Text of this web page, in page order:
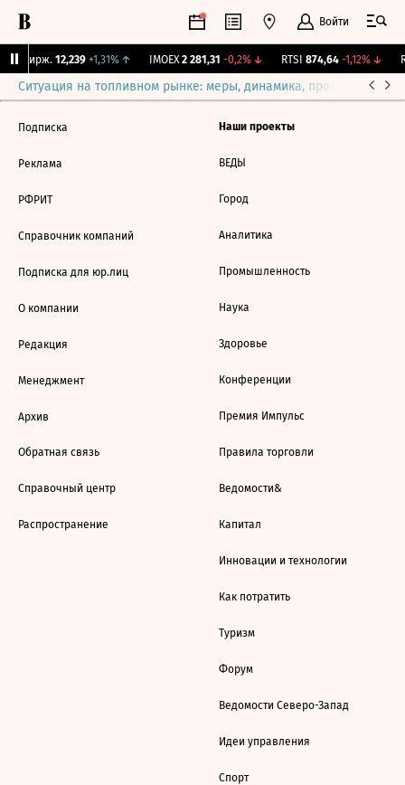
Войти
Бирж. 12,239 +1,31%↑ IMOEX 2 281,31 -0,2%↓ RTSI 874,64 -1,12%↓
Ситуация на топливном рынке: меры, динамика, прогнозы
Подписка
Реклама
РФРИТ
Справочник компаний
Подписка для юр.лиц
О компании
Редакция
Менеджмент
Архив
Обратная связь
Справочный центр
Распространение
Наши проекты
ВЕДЫ
Город
Аналитика
Промышленность
Наука
Здоровье
Конференции
Премия Импульс
Правила торговли
Ведомости&
Капитал
Инновации и технологии
Как потратить
Туризм
Форум
Ведомости Северо-Запад
Идеи управления
Спорт